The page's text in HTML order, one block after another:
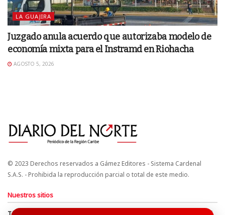
LA GUAJIRA
Juzgado anula acuerdo que autorizaba modelo de
economía mixta para el Instramd en Riohacha
AGOSTO 5, 2026
© 2023 Derechos reservados a Gámez Editores - Sistema Cardenal
S.A.S. - Prohibida la reproducción parcial o total de este medio.
Nuestros sitios